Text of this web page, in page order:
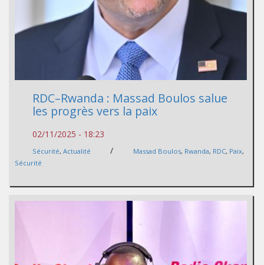
RDC–Rwanda : Massad Boulos salue
les progrès vers la paix
02/11/2025 - 18:23
Sécurité, Actualité / Massad Boulos, Rwanda, RDC, Paix,
Sécurité